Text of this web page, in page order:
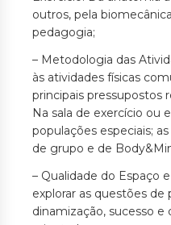
outros, pela
pedagogia;
– Metodologia das
às atividades físicas
principais pressupostos
Na sala de exercício ou
populações especiais;
de grupo e de
– Qualidade do Espaço
explorar as questões de
dinamização, sucesso